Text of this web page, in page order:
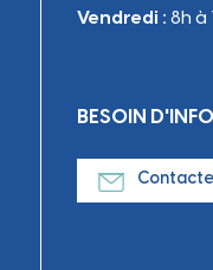
Vendredi : 8h à
BESOIN